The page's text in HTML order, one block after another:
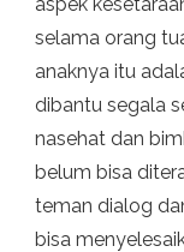
selama orang
anaknya itu
dibantu segala
nasehat dan
belum bisa
teman dialog
bisa